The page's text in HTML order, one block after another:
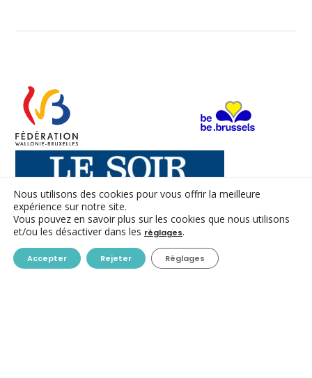
CONTACT
Nous utilisons des cookies pour vous offrir la meilleure
expérience sur notre site.
Vous pouvez en savoir plus sur les cookies que nous utilisons
et/ou les désactiver dans les réglages.
Accepter Rejeter Réglages